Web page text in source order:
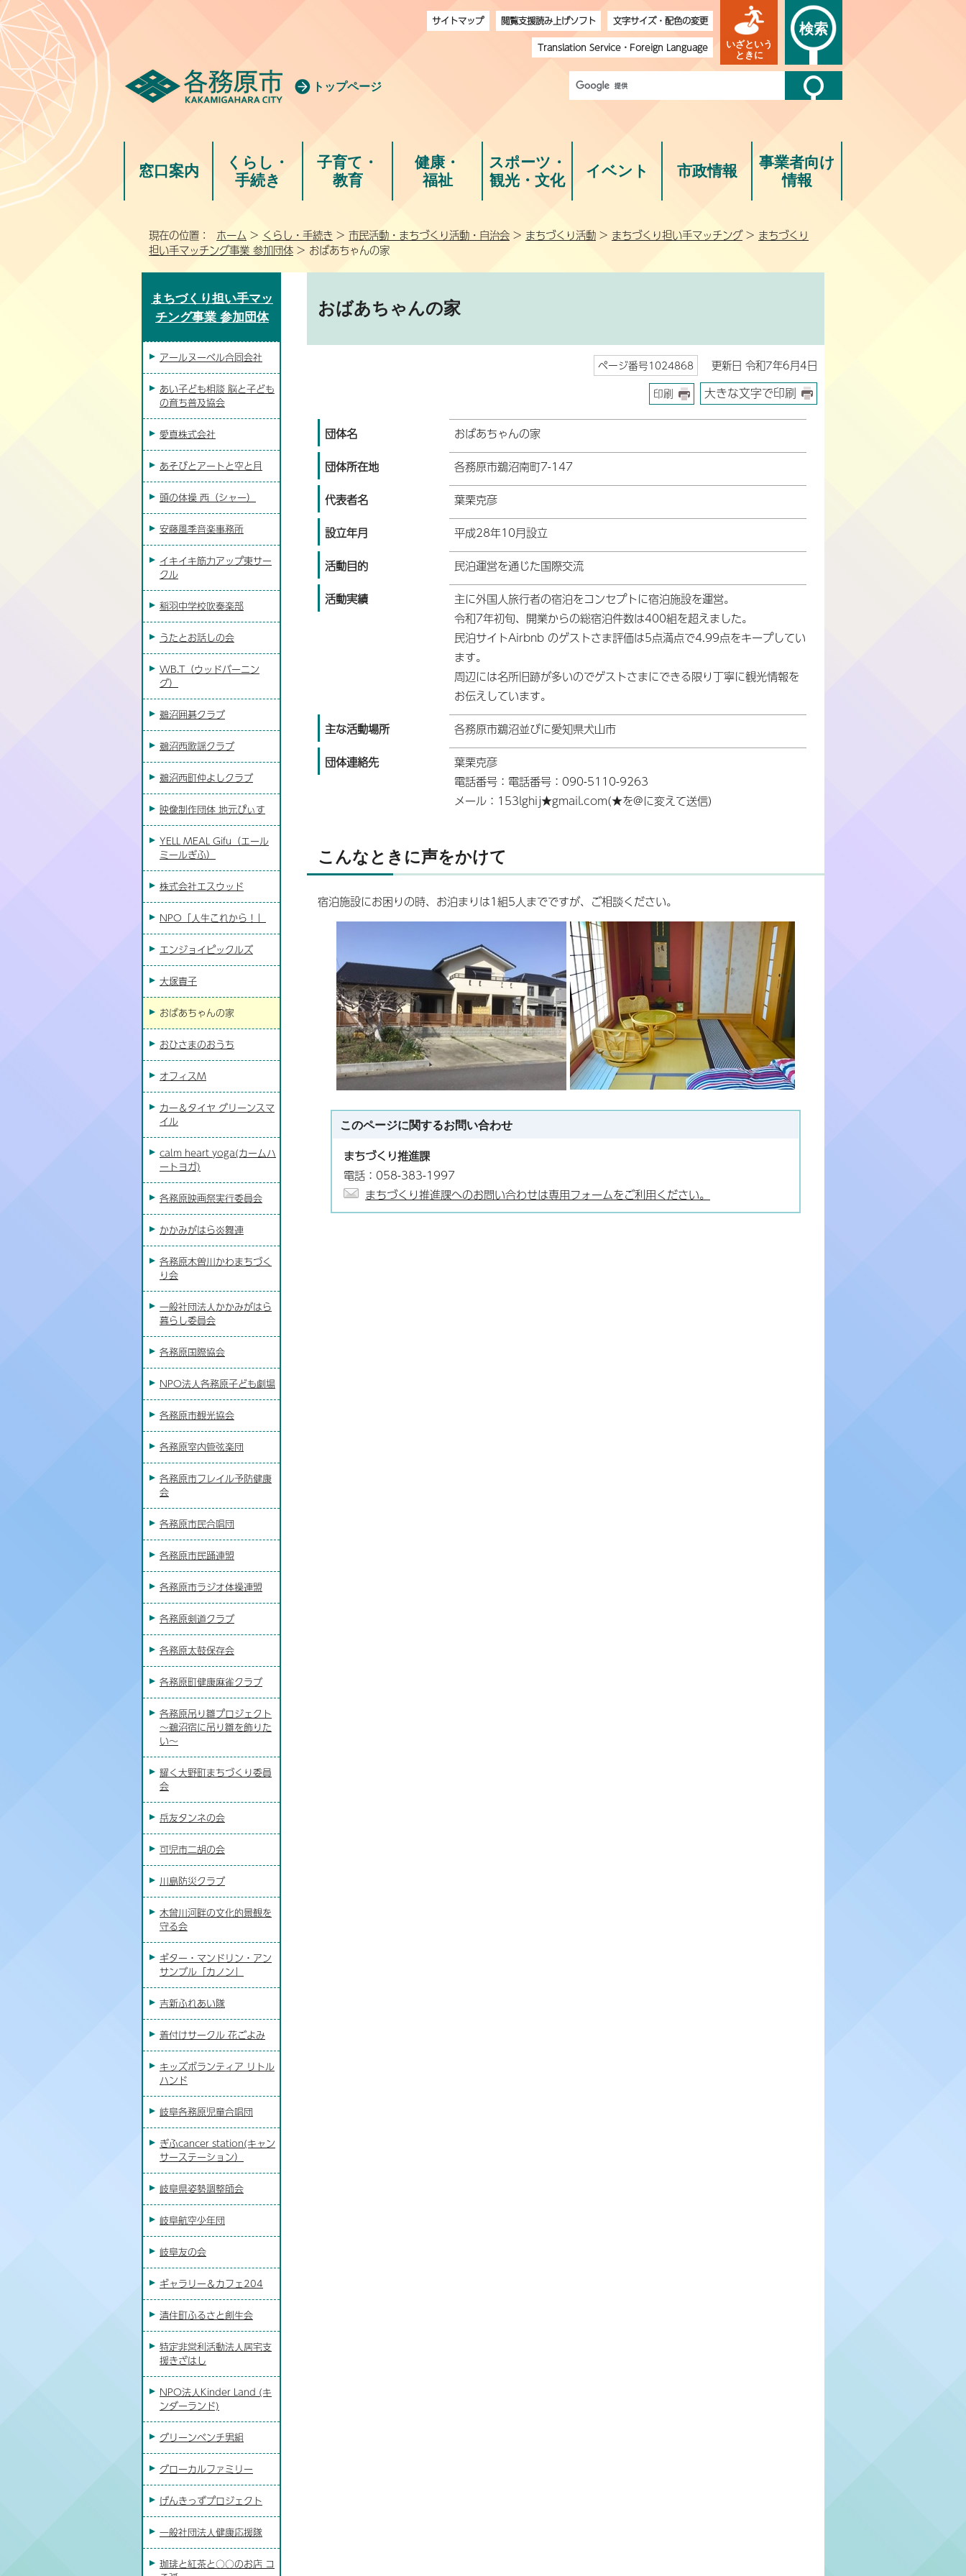
トップページ
サイトマップ 閲覧支援読み上げソフト
文字サイズ・配色の変更
Translation Service・ Foreign Language
いざという
ときに
検索
窓口案内
くらし・
手続き
子育て・
教育
健康・
福祉
スポーツ・
観光・文化
イベント 市政情報
事業者向け
情報
現在の位置： ホーム > くらし・手続き > 市民活動・まちづくり活動・自治会 > まちづくり活動 > まちづくり担い手マッチング> まちづくり
担い手マッチング事業 参加団体 > おばあちゃんの家
おばあちゃんの家
ページ番号1024868 更新日 令和7年6月4日
印刷 大きな文字で印刷
団体名
おばあちゃんの家
団体所在地
各務原市鵜沼南町7-147
代表者名
葉栗克彦
設立年月
平成28年10月設立
活動目的
民泊運営を通じた国際交流
活動実績
主に外国人旅行者の宿泊をコンセプトに宿泊施設を運営。
令和7年初旬、開業からの総宿泊件数は400組を超えました。
民泊サイトAirbnb のゲストさま評価は5点満点で4.99点をキープしてい
ます。
周辺には名所旧跡が多いのでゲストさまにできる限り丁寧に観光情報を
お伝えしています。
主な活動場所
各務原市鵜沼並びに愛知県犬山市
団体連絡先
葉栗克彦
電話番号：電話番号：090-5110-9263
メール：153lghij★gmail.com(★を@に変えて送信)
こんなときに声をかけて
宿泊施設にお困りの時、お泊まりは1組5人までですが、ご相談ください。
このページに関するお問い合わせ
まちづくり推進課
電話：058-383-1997
まちづくり推進課へのお問い合わせは専用フォームをご利用ください。
まちづくり担い手マッ
チング事業 参加団体
アールヌーベル合同会社
あい子ども相談 脳と子ども
の育ち普及協会
愛真株式会社
あそびとアートと空と月
頭の体操 西（シャー）
安藤風季音楽事務所
イキイキ筋力アップ東サー
クル
稲羽中学校吹奏楽部
うたとお話しの会
WB.T（ウッドバーニン
グ）
鵜沼囲碁クラブ
鵜沼西歌謡クラブ
鵜沼西町仲よしクラブ
映像制作団体 地元ぴぃす
YELL MEAL Gifu（エール
ミールぎふ）
株式会社エスウッド
NPO「人生これから！」
エンジョイピックルズ
大塚貴子
おばあちゃんの家
おひさまのおうち
オフィスM
カー＆タイヤ グリーンスマ
イル
calm heart yoga(カームハ
ートヨガ)
各務原映画祭実行委員会
かかみがはら炎舞連
各務原木曽川かわまちづく
り会
一般社団法人かかみがはら
暮らし委員会
各務原国際協会
NPO法人各務原子ども劇場
各務原市観光協会
各務原室内管弦楽団
各務原市フレイル予防健康
会
各務原市民合唱団
各務原市民踊連盟
各務原市ラジオ体操連盟
各務原剣道クラブ
各務原太鼓保存会
各務原町健康麻雀クラブ
各務原吊り雛プロジェクト
～鵜沼宿に吊り雛を飾りた
い～
耀く大野町まちづくり委員
会
岳友タンネの会
可児市二胡の会
川島防災クラブ
木曾川河畔の文化的景観を
守る会
ギター・マンドリン・アン
サンブル「カノン」
吉新ふれあい隊
着付けサークル 花ごよみ
キッズボランティア リトル
ハンド
岐阜各務原児童合唱団
ぎふcancer station(キャン
サーステーション）
岐阜県姿勢調整師会
岐阜航空少年団
岐阜友の会
ギャラリー＆カフェ204
清住町ふるさと創生会
特定非営利活動法人居宅支
援きざはし
NPO法人Kinder Land (キ
ンダーランド)
グリーンベンチ男組
グローカルファミリー
げんきっずプロジェクト
一般社団法人健康応援隊
珈琲と紅茶と○○のお店 コ